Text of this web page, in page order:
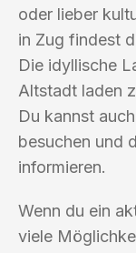
oder lieber
in Zug findest
Die idyllische
Altstadt laden
Du kannst
besuchen und
informieren.
Wenn du ein
viele